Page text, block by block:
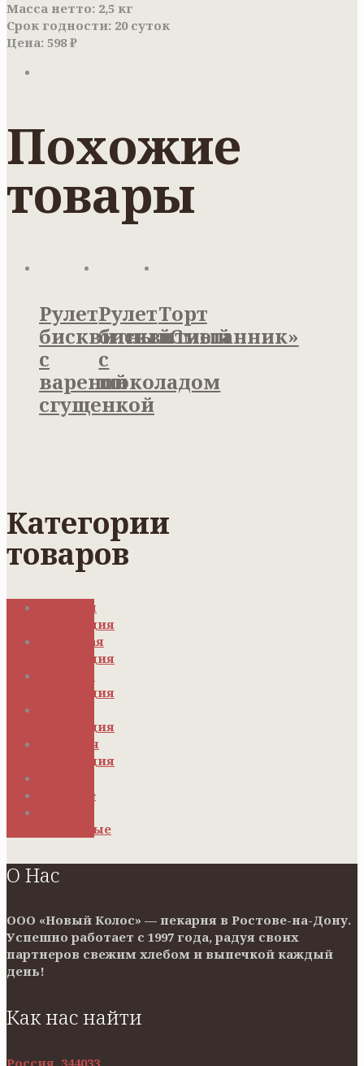
Масса нетто: 2,5 кг
Срок годности: 20 суток
Цена: 598 ₽
Похожие
товары
Рулет
бисквитный
с
вареной
сгущенкой
Рулет
бисквитный
с
шоколадом
Торт
«Сметанник»
Категории
товаров
Сдобная
продукция
Песочная
продукция
Хлебная
продукция
продукция
Жареная
продукция
Печенье
пирожные
О Нас
ООО «Новый Колос» — пекарня в Ростове-на-Дону.
Успешно работает с 1997 года, радуя своих
партнеров свежим хлебом и выпечкой каждый
день!
Как нас найти